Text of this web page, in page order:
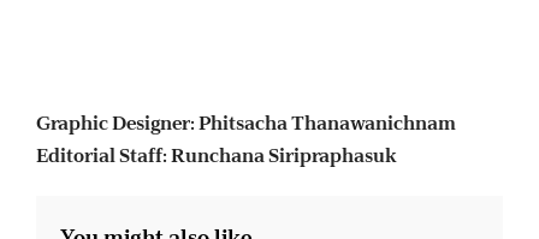
Graphic Designer: Phitsacha Thanawanichnam
Editorial Staff: Runchana Siripraphasuk